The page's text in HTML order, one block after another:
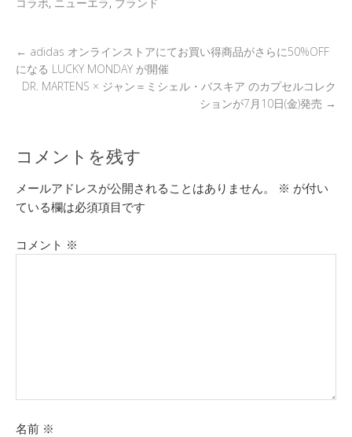
← adidas オンラインストアにてお買い得商品がさらに50%OFF
になる LUCKY MONDAY が開催
DR. MARTENS × ジャン＝ミシェル・バスキア のカプセルコレク
ションが7月10日(金)発売 →
コメントを残す
メールアドレスが公開されることはありません。 ※ が付い
ている欄は必須項目です
コメント ※
名前 ※